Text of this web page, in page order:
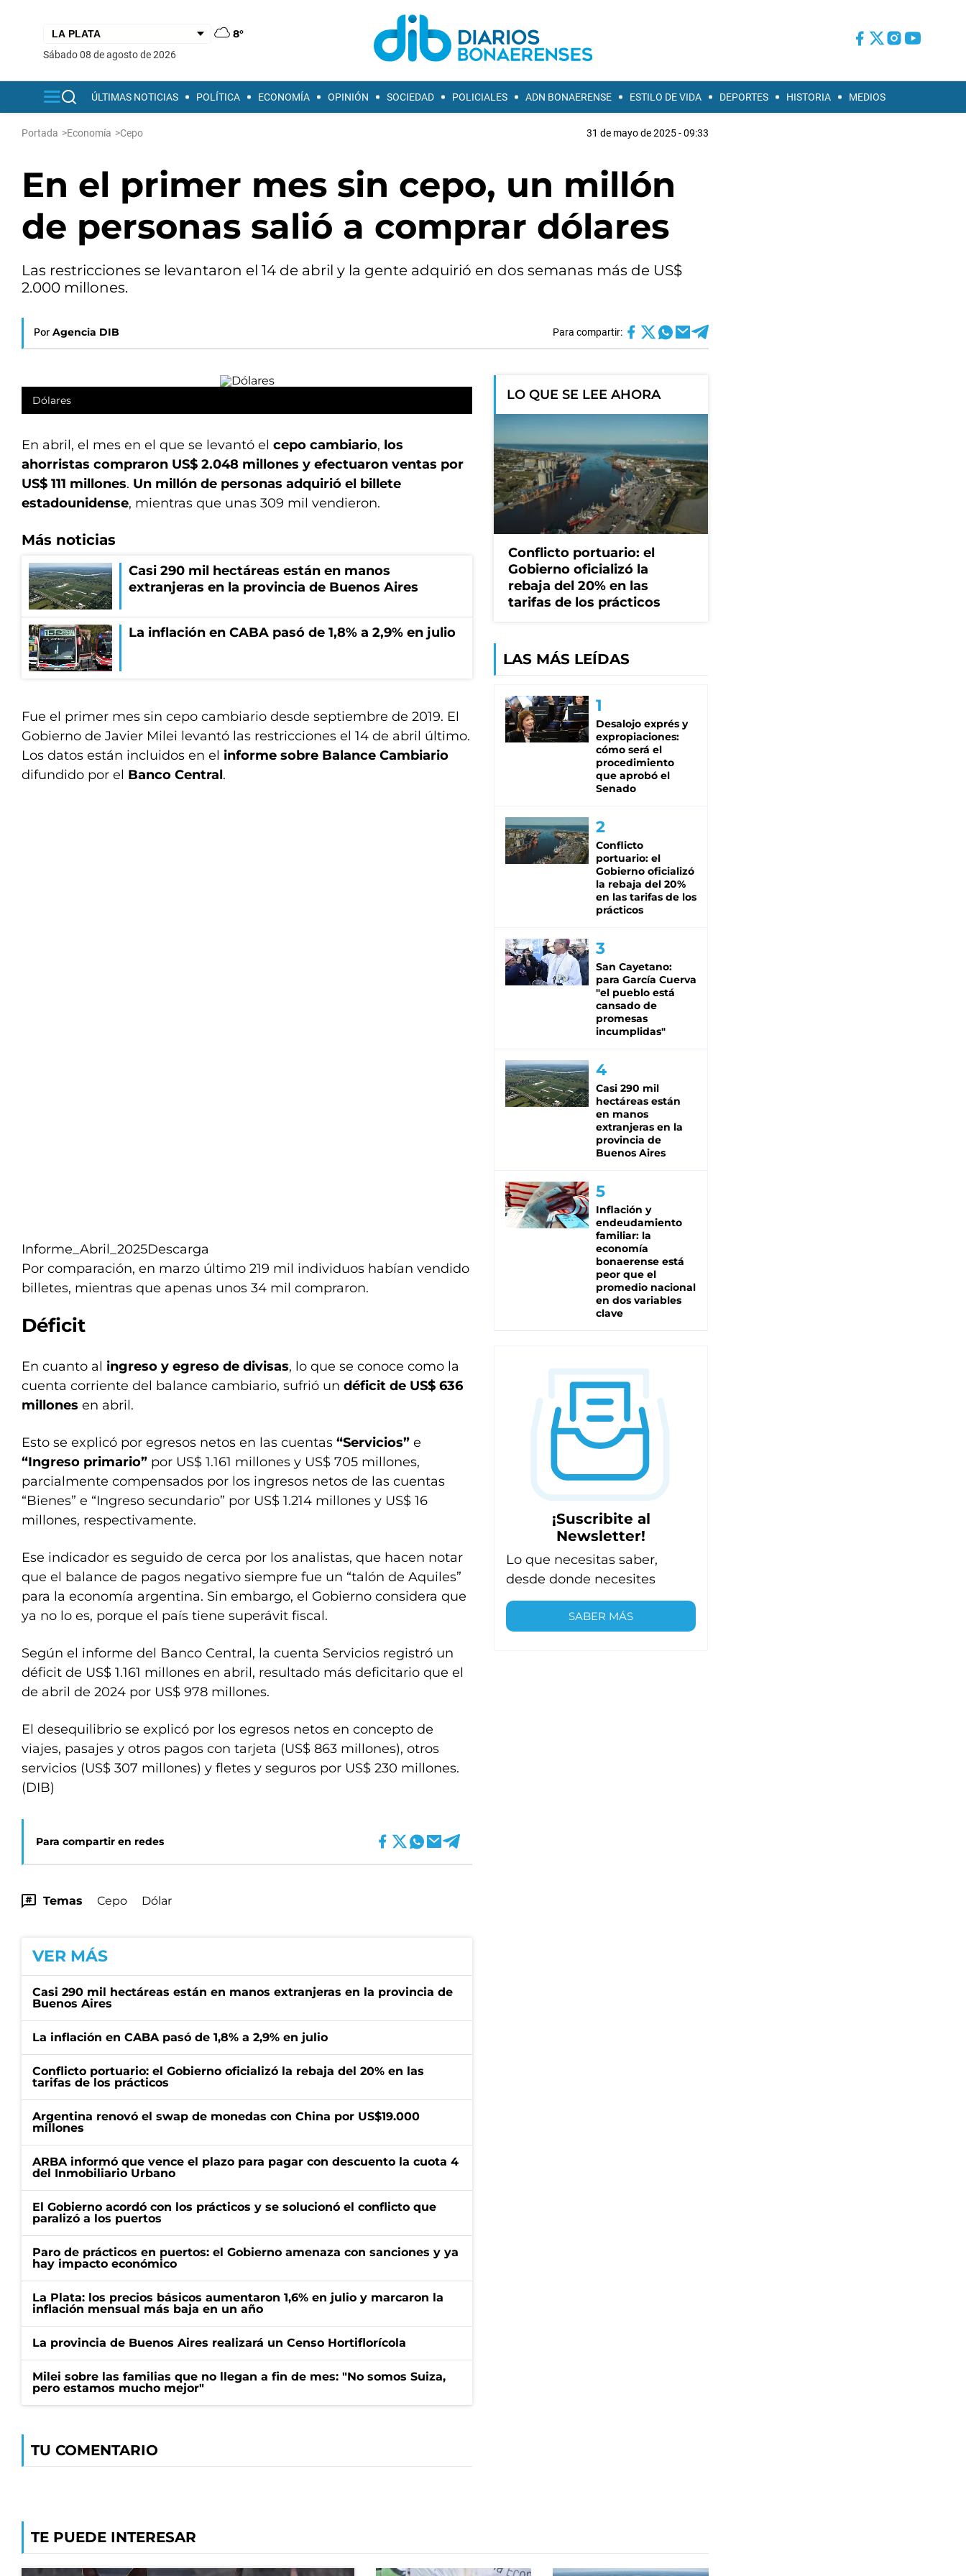
8°
sábado 08 de agosto de 2026
ÚLTIMAS NOTICIAS POLÍTICA ECONOMÍA OPINIÓN SOCIEDAD POLICIALES ADN BONAERENSE ESTILO DE VIDA DEPORTES HISTORIA MEDIOS
Portada >Economía >Cepo 31 de mayo de 2025 - 09:33
En el primer mes sin cepo, un millón
de personas salió a comprar dólares
Las restricciones se levantaron el 14 de abril y la gente adquirió en dos semanas más de US$
2.000 millones.
Por Agencia DIB Para compartir:
Dólares
En abril, el mes en el que se levantó el cepo cambiario, los
ahorristas compraron US$ 2.048 millones y efectuaron ventas por
US$ 111 millones. Un millón de personas adquirió el billete
estadounidense, mientras que unas 309 mil vendieron.
Más noticias
Casi 290 mil hectáreas están en manos
extranjeras en la provincia de Buenos Aires
La inflación en CABA pasó de 1,8% a 2,9% en julio
Fue el primer mes sin cepo cambiario desde septiembre de 2019. El
Gobierno de Javier Milei levantó las restricciones el 14 de abril último.
Los datos están incluidos en el informe sobre Balance Cambiario
difundido por el Banco Central.
Informe_Abril_2025Descarga
Por comparación, en marzo último 219 mil individuos habían vendido
billetes, mientras que apenas unos 34 mil compraron.
Déficit
En cuanto al ingreso y egreso de divisas, lo que se conoce como la
cuenta corriente del balance cambiario, sufrió un déficit de US$ 636
millones en abril.
Esto se explicó por egresos netos en las cuentas “Servicios” e
“Ingreso primario” por US$ 1.161 millones y US$ 705 millones,
parcialmente compensados por los ingresos netos de las cuentas
“Bienes” e “Ingreso secundario” por US$ 1.214 millones y US$ 16
millones, respectivamente.
Ese indicador es seguido de cerca por los analistas, que hacen notar
que el balance de pagos negativo siempre fue un “talón de Aquiles”
para la economía argentina. Sin embargo, el Gobierno considera que
ya no lo es, porque el país tiene superávit fiscal.
Según el informe del Banco Central, la cuenta Servicios registró un
déficit de US$ 1.161 millones en abril, resultado más deficitario que el
de abril de 2024 por US$ 978 millones.
El desequilibrio se explicó por los egresos netos en concepto de
viajes, pasajes y otros pagos con tarjeta (US$ 863 millones), otros
servicios (US$ 307 millones) y fletes y seguros por US$ 230 millones.
(DIB)
Para compartir en redes
Temas Cepo Dólar
VER MÁS
Casi 290 mil hectáreas están en manos extranjeras en la provincia de
Buenos Aires
La inflación en CABA pasó de 1,8% a 2,9% en julio
Conflicto portuario: el Gobierno oficializó la rebaja del 20% en las
tarifas de los prácticos
Argentina renovó el swap de monedas con China por US$19.000
millones
ARBA informó que vence el plazo para pagar con descuento la cuota 4
del Inmobiliario Urbano
El Gobierno acordó con los prácticos y se solucionó el conflicto que
paralizó a los puertos
Paro de prácticos en puertos: el Gobierno amenaza con sanciones y ya
hay impacto económico
La Plata: los precios básicos aumentaron 1,6% en julio y marcaron la
inflación mensual más baja en un año
La provincia de Buenos Aires realizará un Censo Hortiflorícola
Milei sobre las familias que no llegan a fin de mes: "No somos Suiza,
pero estamos mucho mejor"
TU COMENTARIO
LO QUE SE LEE AHORA
Conflicto portuario: el
Gobierno oficializó la
rebaja del 20% en las
tarifas de los prácticos
LAS MÁS LEÍDAS
Desalojo exprés y
expropiaciones:
cómo será el
procedimiento
que aprobó el
Senado
Conflicto
portuario: el
Gobierno oficializó
la rebaja del 20%
en las tarifas de los
prácticos
San Cayetano:
para García Cuerva
"el pueblo está
cansado de
promesas
incumplidas"
Casi 290 mil
hectáreas están
en manos
extranjeras en la
provincia de
Buenos Aires
Inflación y
endeudamiento
familiar: la
economía
bonaerense está
peor que el
promedio nacional
en dos variables
clave
¡Suscribite al
Newsletter!
Lo que necesitas saber,
desde donde necesites
SABER MÁS
TE PUEDE INTERESAR